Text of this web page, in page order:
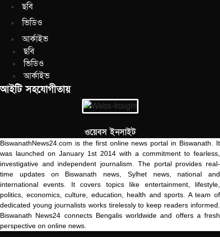
ছবি
ভিডিও
আর্কাইভ
ছবি
ভিডিও
আর্কাইভ
আইটি সহযোগীতায়
ওয়েবস ইনসাইট
BiswanathNews24.com is the first online news portal in Biswanath. It
was launched on January 1st 2014 with a commitment to fearless,
investigative and independent journalism. The portal provides real-
time updates on Biswanath news, Sylhet news, national and
international events. It covers topics like entertainment, lifestyle,
politics, economics, culture, education, health and sports. A team of
dedicated young journalists works tirelessly to keep readers informed.
Biswanath News24 connects Bengalis worldwide and offers a fresh
perspective on online news.